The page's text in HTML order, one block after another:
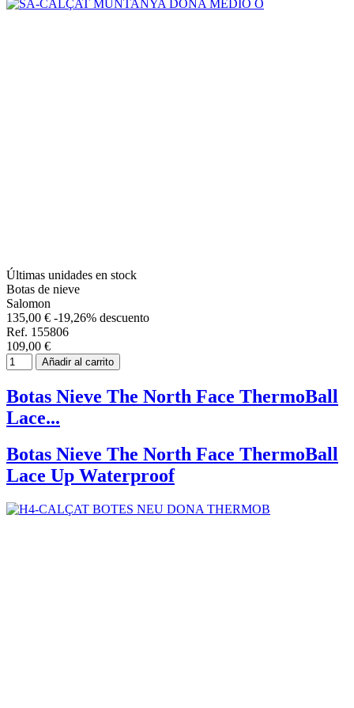
Últimas unidades en stock
Botas de nieve
Salomon
135,00 € -19,26% descuento
Ref. 155806
109,00 €
Añadir al carrito
Botas Nieve The North Face ThermoBall
Lace...
Botas Nieve The North Face ThermoBall
Lace Up Waterproof